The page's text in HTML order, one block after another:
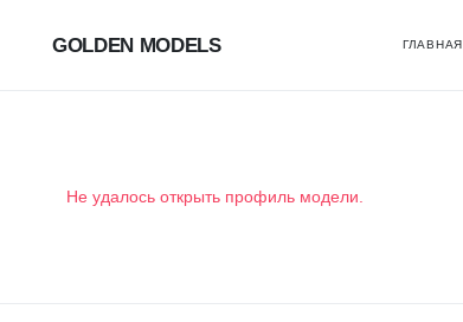
GOLDEN MODELS ГЛАВНАЯ
Не удалось открыть профиль модели.